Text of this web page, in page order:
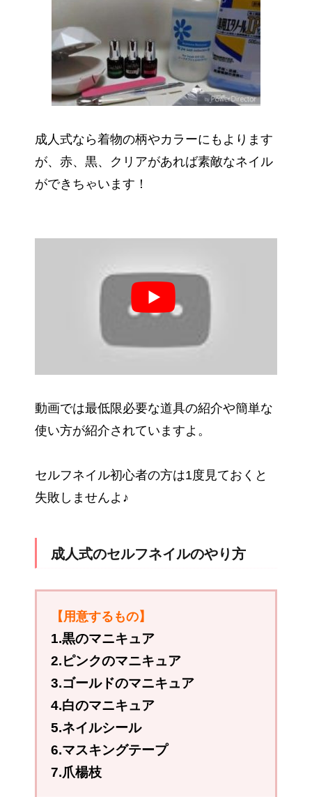
成人式なら着物の柄やカラーにもよります
が、赤、黒、クリアがあれば素敵なネイル
ができちゃいます！
動画では最低限必要な道具の紹介や簡単な
使い方が紹介されていますよ。
セルフネイル初心者の方は1度見ておくと
失敗しませんよ♪
成人式のセルフネイルのやり方
【用意するもの】
1.黒のマニキュア
2.ピンクのマニキュア
3.ゴールドのマニキュア
4.白のマニキュア
5.ネイルシール
6.マスキングテープ
7.爪楊枝